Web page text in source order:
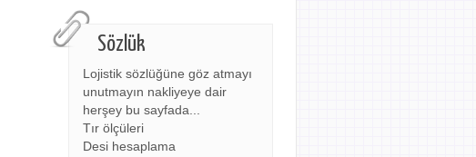
Sözlük
Lojistik sözlüğüne göz atmayı
unutmayın nakliyeye dair
herşey bu sayfada...
Tır ölçüleri
Desi hesaplama